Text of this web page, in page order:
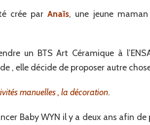
crée parAnaïs, une jeune
un BTS Art Céramique à
, elle décide de proposer autre
manuelles , la décoration.
Baby WYN il y a deux ans afin de